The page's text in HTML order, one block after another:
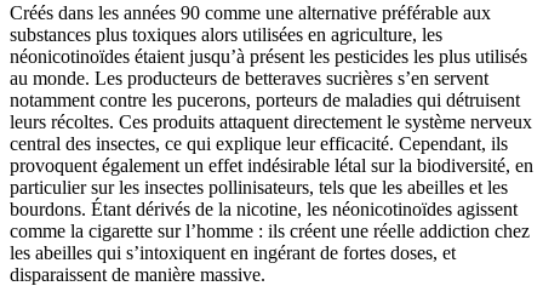
Créés dans les années 90 comme une alternative préférable aux
substances plus toxiques alors utilisées en agriculture, les
néonicotinoïdes étaient jusqu’à présent les pesticides les plus utilisés
au monde. Les producteurs de betteraves sucrières s’en servent
notamment contre les pucerons, porteurs de maladies qui détruisent
leurs récoltes. Ces produits attaquent directement le système nerveux
central des insectes, ce qui explique leur efficacité. Cependant, ils
provoquent également un effet indésirable létal sur la biodiversité, en
particulier sur les insectes pollinisateurs, tels que les abeilles et les
bourdons. Étant dérivés de la nicotine, les néonicotinoïdes agissent
comme la cigarette sur l’homme : ils créent une réelle addiction chez
les abeilles qui s’intoxiquent en ingérant de fortes doses, et
disparaissent de manière massive.